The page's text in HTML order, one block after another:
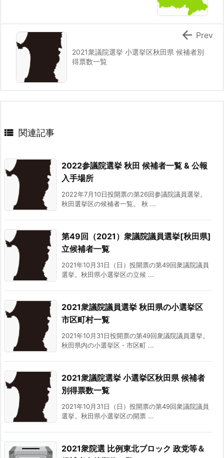
2021衆議院選挙 小選挙区秋田県 候補者別
得票数一覧
 Prev
 関連記事
2022参議院選挙 秋田 候補者一覧 & 公報
入手場所
2022年7月10日投開票の第26回参議院議員選挙。
秋田選挙区の候補者一覧。 秋 ...
第49回（2021）衆議院議員選挙[秋田県]
立候補者一覧
2021年10月31日（日）投開票の第49回衆議院議員
選挙。秋田県小選挙区の立候 ...
2021衆議院議員選挙 秋田県の小選挙区
市区町村一覧
2021年10月31日投開票の第49回衆議院議員選挙。
秋田県内の小選挙区・市区町 ...
2021衆議院選挙 小選挙区秋田県 候補者
別得票数一覧
2021年10月31日（日）投開票の第49回衆議院議員
選挙。秋田県小選挙区の開票 ...
2021衆院選 比例東北ブロック 政党等＆